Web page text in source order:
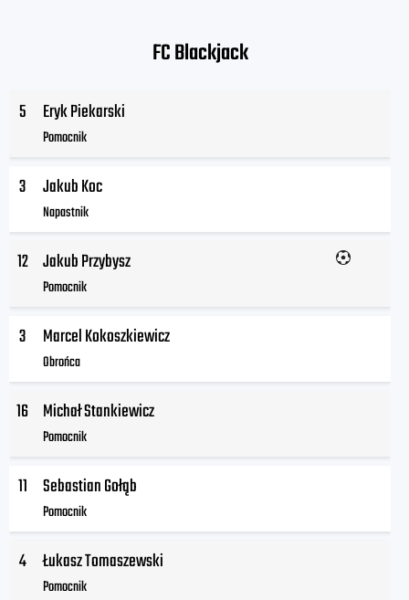
FC Blackjack
5 Eryk Piekarski
Pomocnik
3 Jakub Koc
Napastnik
12 Jakub Przybysz
Pomocnik
3 Marcel Kokoszkiewicz
Obrońca
16 Michał Stankiewicz
Pomocnik
11 Sebastian Gołąb
Pomocnik
4 Łukasz Tomaszewski
Pomocnik